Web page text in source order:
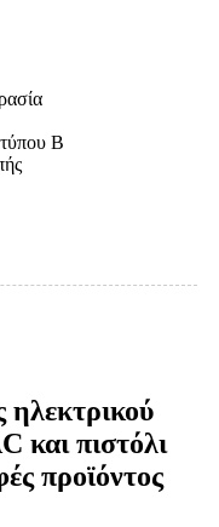
Β
και πιστόλι
προϊόντος